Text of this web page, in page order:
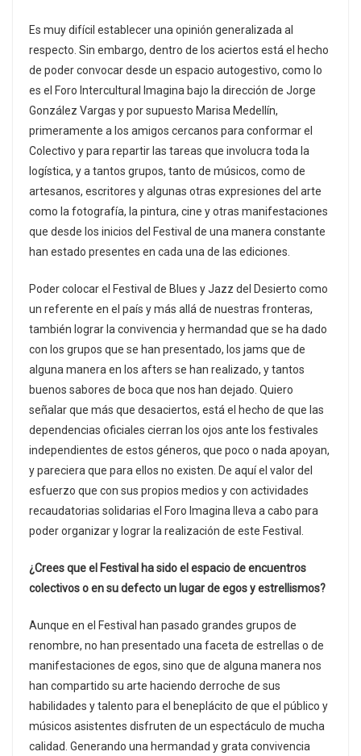
Es muy difícil establecer una opinión generalizada al
respecto. Sin embargo, dentro de los aciertos está el hecho
de poder convocar desde un espacio autogestivo, como lo
es el Foro Intercultural Imagina bajo la dirección de Jorge
González Vargas y por supuesto Marisa Medellín,
primeramente a los amigos cercanos para conformar el
Colectivo y para repartir las tareas que involucra toda la
logística, y a tantos grupos, tanto de músicos, como de
artesanos, escritores y algunas otras expresiones del arte
como la fotografía, la pintura, cine y otras manifestaciones
que desde los inicios del Festival de una manera constante
han estado presentes en cada una de las ediciones.
Poder colocar el Festival de Blues y Jazz del Desierto como
un referente en el país y más allá de nuestras fronteras,
también lograr la convivencia y hermandad que se ha dado
con los grupos que se han presentado, los jams que de
alguna manera en los afters se han realizado, y tantos
buenos sabores de boca que nos han dejado. Quiero
señalar que más que desaciertos, está el hecho de que las
dependencias oficiales cierran los ojos ante los festivales
independientes de estos géneros, que poco o nada apoyan,
y pareciera que para ellos no existen. De aquí el valor del
esfuerzo que con sus propios medios y con actividades
recaudatorias solidarias el Foro Imagina lleva a cabo para
poder organizar y lograr la realización de este Festival.
¿Crees que el Festival ha sido el espacio de encuentros
colectivos o en su defecto un lugar de egos y estrellismos?
Aunque en el Festival han pasado grandes grupos de
renombre, no han presentado una faceta de estrellas o de
manifestaciones de egos, sino que de alguna manera nos
han compartido su arte haciendo derroche de sus
habilidades y talento para el beneplácito de que el público y
músicos asistentes disfruten de un espectáculo de mucha
calidad. Generando una hermandad y grata convivencia